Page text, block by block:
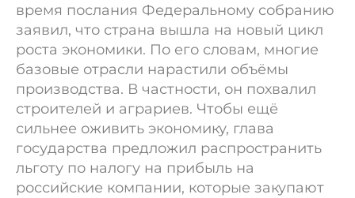
время послания Федеральному собранию
заявил, что страна вышла на новый цикл
роста экономики. По его словам, многие
базовые отрасли нарастили объёмы
производства. В частности, он похвалил
строителей и аграриев. Чтобы ещё
сильнее оживить экономику, глава
государства предложил распространить
льготу по налогу на прибыль на
российские компании, которые закупают